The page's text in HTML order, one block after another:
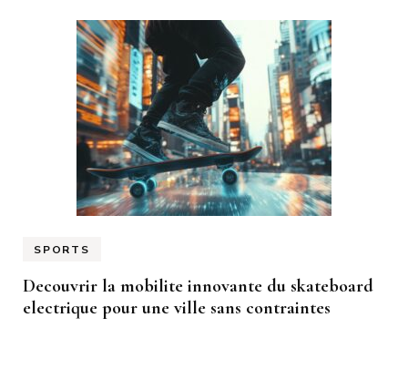
SPORTS
Decouvrir la mobilite innovante du skateboard
electrique pour une ville sans contraintes